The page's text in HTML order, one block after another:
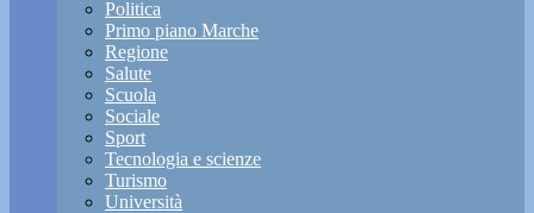
Politica
Primo piano Marche
Regione
Salute
Scuola
Sociale
Sport
Tecnologia e scienze
Turismo
Università